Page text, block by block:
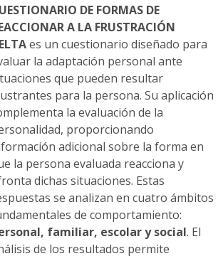
DE FORMAS DE
A LA FRUSTRACIÓN
es un cuestionario diseñado para
la adaptación personal ante
que pueden resultar
para la persona. Su aplicación
la evaluación de la
proporcionando
adicional sobre la forma en
la persona evaluada reacciona y
dichas situaciones. Estas
se analizan en cuatro ámbitos
de comportamiento:
familiar, escolar y social. El
de los resultados permite